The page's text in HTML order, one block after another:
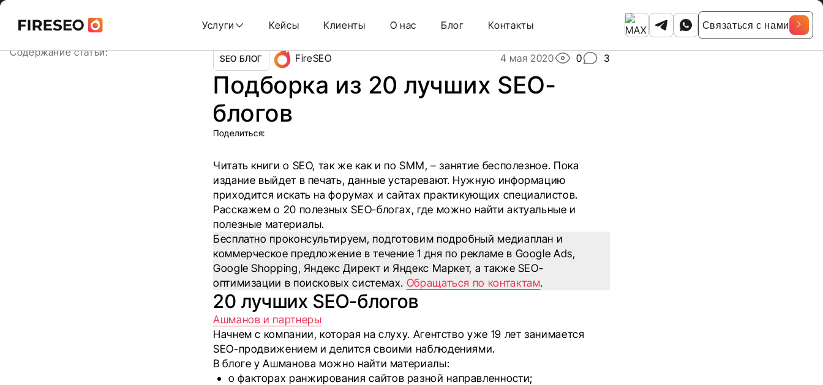
Skip
content
Услуги Кейсы Клиенты О нас Блог Контакты Связаться с нами
Ссылки
хлебных
Ссылки
хлебных
Содержание статьи: SEO БЛОГ FireSEO 4 мая 2020 0 3
Подборка из 20 лучших SEO-
блогов
Поделиться:
Читать книги о SEO, так же как и по SMM, – занятие бесполезное. Пока
издание выйдет в печать, данные устаревают. Нужную информацию
приходится искать на форумах и сайтах практикующих специалистов.
Расскажем о 20 полезных SEO-блогах, где можно найти актуальные и
полезные материалы.
Бесплатно проконсультируем, подготовим подробный медиаплан и
коммерческое предложение в течение 1 дня по рекламе в Google Ads,
Google Shopping, Яндекс Директ и Яндекс Маркет, а также SEO-
оптимизации в поисковых системах. Обращаться по контактам.
20 лучших SEO-блогов
Ашманов и партнеры
Начнем с компании, которая на слуху. Агентство уже 19 лет занимается
SEO-продвижением и делится своими наблюдениями.
В блоге у Ашманова можно найти материалы:
о факторах ранжирования сайтов разной направленности;